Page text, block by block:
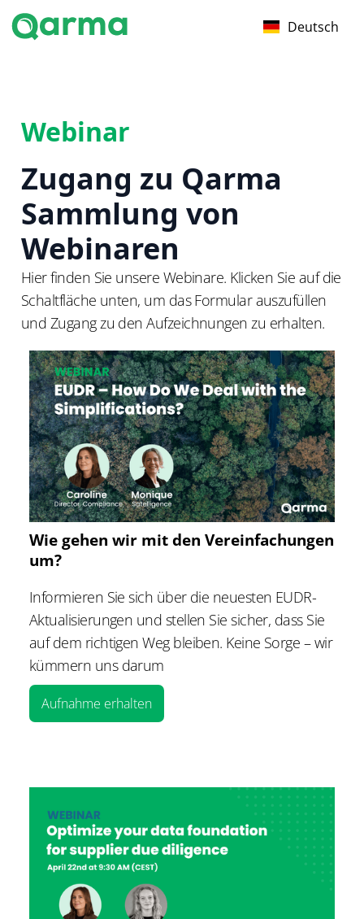
Deutsch
Webinar
Zugang zu Qarma
Sammlung von
Webinaren
Hier finden Sie unsere Webinare. Klicken Sie auf die
Schaltfläche unten, um das Formular auszufüllen
und Zugang zu den Aufzeichnungen zu erhalten.
Wie gehen wir mit den Vereinfachungen
um?
Informieren Sie sich über die neuesten EUDR-
Aktualisierungen und stellen Sie sicher, dass Sie
auf dem richtigen Weg bleiben. Keine Sorge – wir
kümmern uns darum
Aufnahme erhalten